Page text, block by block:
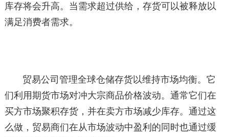
库存将会升高。当需求超过供给，存货可以被释放以
满足消费者需求。
贸易公司管理全球仓储存货以维持市场均衡。它
们利用期货市场对冲大宗商品价格波动。通常它们在
买方市场聚积存货，并在卖方市场减少库存。通过这
么做，贸易商们在从市场波动中盈利的同时也通过缓